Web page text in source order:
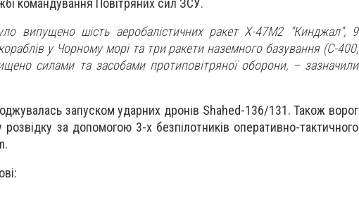
командування Повітряних сил ЗСУ.
випущено шість аеробалістичних ракет Х-47М2 "Кинджал", 9
у Чорному морі та три ракети наземного базування (С-400,
силами та засобами протиповітряної оборони, – зазначили
запуском ударних дронів Shahed-136/131. Також ворог
за допомогою 3-х безпілотників оперативно-тактичного